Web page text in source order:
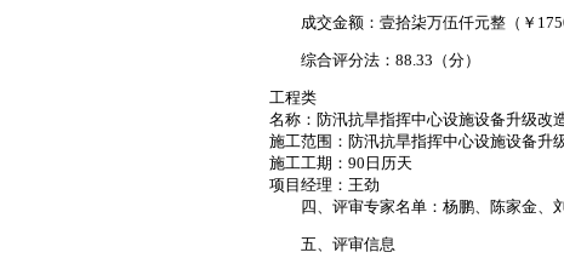
成交金额：壹拾柒万伍仟元整（￥
综合评分法：88.33（分）
工程类
名称：防汛抗旱指挥中心设施设备升级改
施工范围：防汛抗旱指挥中心设施设备升
施工工期：90日历天
项目经理：王劲
四、评审专家名单：杨鹏、陈家金、
五、评审信息